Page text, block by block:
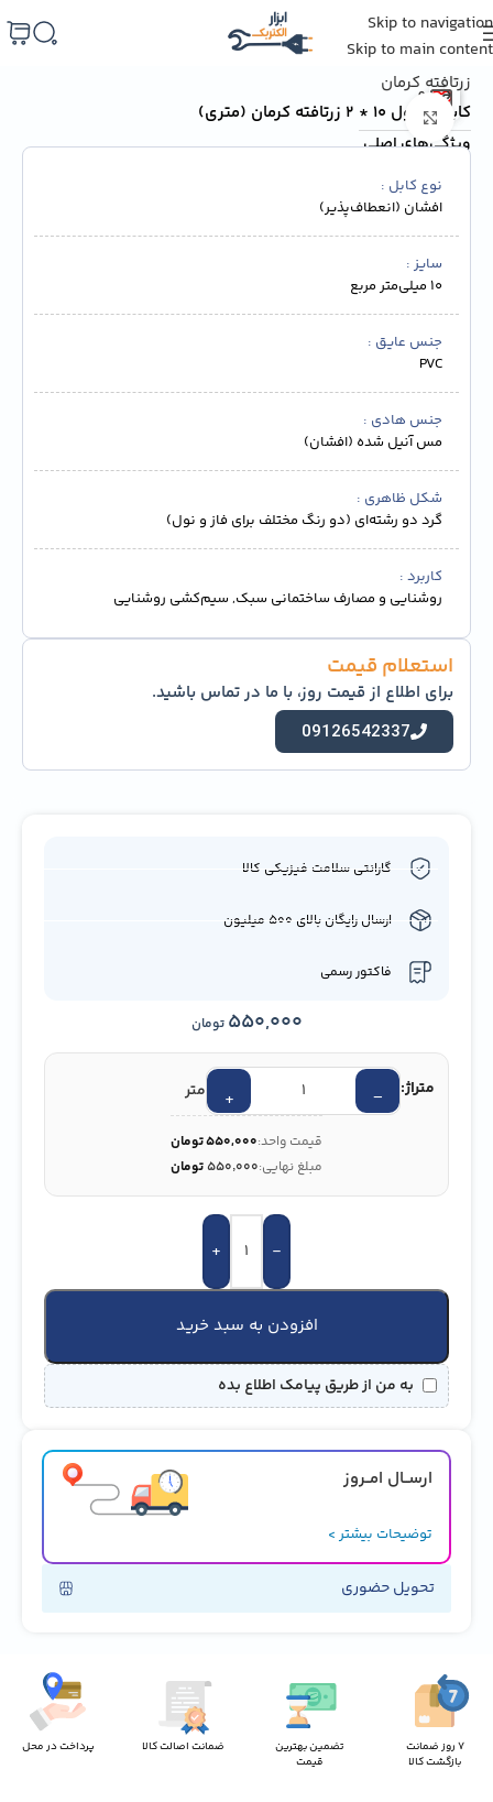
Skip to navigation
Skip to main content
خانه/سیم و کابل/ سیم و کابل زرتافته کرمان
زرتافته کرمان
کابل مفتول 10 * 2 زرتافته کرمان (متری)
ویژگی‌های اصلی
نوع کابل
افشان (انعطاف‌پذیر)
سایز
10 میلی‌متر مربع
جنس عایق
PVC
جنس هادی
مس آنیل شده (افشان)
شکل ظاهری
گرد دو رشته‌ای (دو رنگ مختلف برای فاز و نول)
کاربرد
روشنایی و مصارف ساختمانی سبک, سیم‌کشی روشنایی
استعلام قیمت
برای اطلاع از قیمت روز، با ما در تماس باشید.
09126542337
برای بزرگنمایی کلیک کنید
گارانتی سلامت فیزیکی کالا
ارسال رایگان بالای 500 میلیون
فاکتور رسمی
550,000 تومان
متراژ: −
+ متر
قیمت واحد:550,000تومان
مبلغ نهایی:۵۵۰٬۰۰۰تومان
-
+
افزودن به سبد خرید
به من از طریق پیامک اطلاع بده
ارســال امــروز
توضیحات بیشتر >
تحویل حضوری
7 روز ضمانت
بازگشت کالا
تضمین بهترین
قیمت
ضمانت اصالت کالا پرداخت در محل